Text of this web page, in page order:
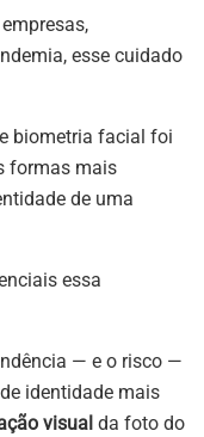
esse cuidado
biometria facial foi
formas mais
de uma
essa
— e o risco —
identidade mais
visual da foto do